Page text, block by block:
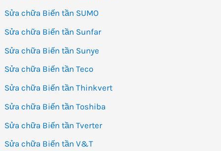
Sửa chữa Biến tần SUMO
Sửa chữa Biến tần Sunfar
Sửa chữa Biến tần Sunye
Sửa chữa Biến tần Teco
Sửa chữa Biến tần Thinkvert
Sửa chữa Biến tần Toshiba
Sửa chữa Biến tần Tverter
Sửa chữa Biến tần V&T